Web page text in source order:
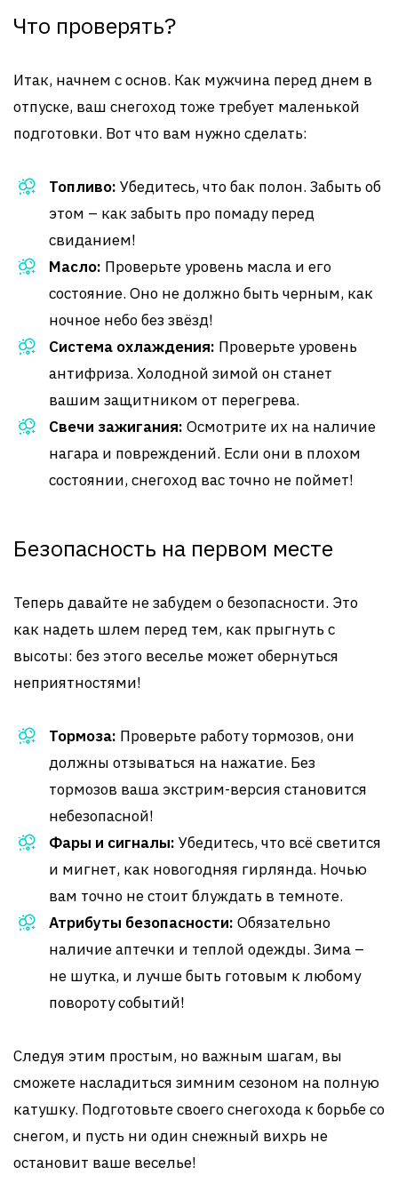
Что проверять?
Итак, начнем с основ. Как мужчина перед днем в
отпуске, ваш снегоход тоже требует маленькой
подготовки. Вот что вам нужно сделать:
Топливо: Убедитесь, что бак полон. Забыть об
этом – как забыть про помаду перед
свиданием!
Масло: Проверьте уровень масла и его
состояние. Оно не должно быть черным, как
ночное небо без звёзд!
Система охлаждения: Проверьте уровень
антифриза. Холодной зимой он станет
вашим защитником от перегрева.
Свечи зажигания: Осмотрите их на наличие
нагара и повреждений. Если они в плохом
состоянии, снегоход вас точно не поймет!
Безопасность на первом месте
Теперь давайте не забудем о безопасности. Это
как надеть шлем перед тем, как прыгнуть с
высоты: без этого веселье может обернуться
неприятностями!
Тормоза: Проверьте работу тормозов, они
должны отзываться на нажатие. Без
тормозов ваша экстрим-версия становится
небезопасной!
Фары и сигналы: Убедитесь, что всё светится
и мигнет, как новогодняя гирлянда. Ночью
вам точно не стоит блуждать в темноте.
Атрибуты безопасности: Обязательно
наличие аптечки и теплой одежды. Зима –
не шутка, и лучше быть готовым к любому
повороту событий!
Следуя этим простым, но важным шагам, вы
сможете насладиться зимним сезоном на полную
катушку. Подготовьте своего снегохода к борьбе со
снегом, и пусть ни один снежный вихрь не
остановит ваше веселье!